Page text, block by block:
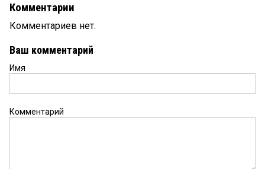
Комментарии
Комментариев нет.
Ваш комментарий
Имя
Комментарий